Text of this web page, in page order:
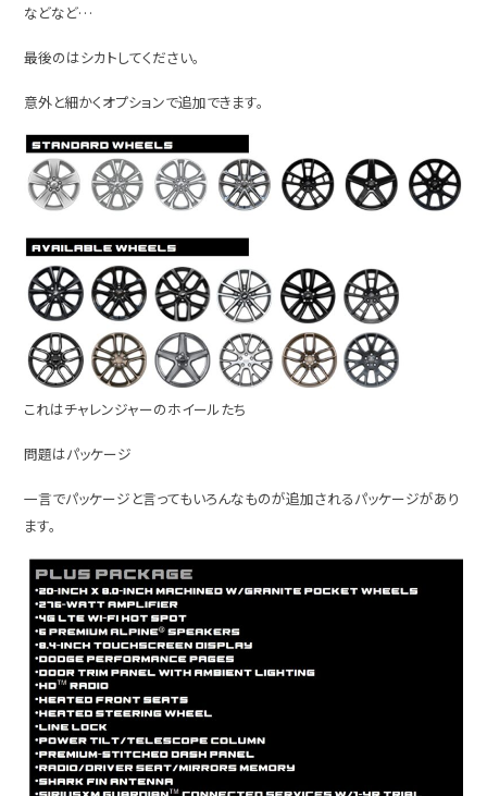
などなど…
最後のはシカトしてください。
意外と細かくオプションで追加できます。
これはチャレンジャーのホイールたち
問題はパッケージ
一言でパッケージと言ってもいろんなものが追加されるパッケージがあり
ます。